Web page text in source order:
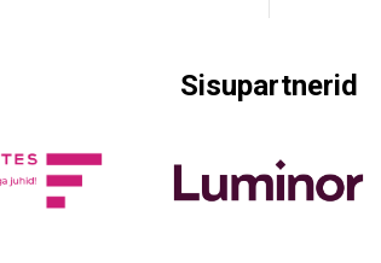
Sisupartnerid